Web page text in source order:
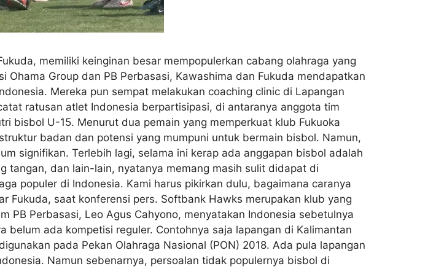
memiliki keinginan besar mempopulerkan cabang olahraga yang
Group dan PB Perbasasi, Kawashima dan Fukuda mendapatkan
Mereka pun sempat melakukan coaching clinic di Lapangan
ratusan atlet Indonesia berpartisipasi, di antaranya anggota tim
bisbol U-15. Menurut dua pemain yang memperkuat klub Fukuoka
badan dan potensi yang mumpuni untuk bermain bisbol. Namun,
signifikan. Terlebih lagi, selama ini kerap ada anggapan bisbol adalah
tangan, dan lain-lain, nyatanya memang masih sulit didapat di
populer di Indonesia. Kami harus pikirkan dulu, bagaimana caranya
Fukuda, saat konferensi pers. Softbank Hawks merupakan klub yang
PB Perbasasi, Leo Agus Cahyono, menyatakan Indonesia sebetulnya
ada kompetisi reguler. Contohnya saja lapangan di Kalimantan
pada Pekan Olahraga Nasional (PON) 2018. Ada pula lapangan
Namun sebenarnya, persoalan tidak populernya bisbol di